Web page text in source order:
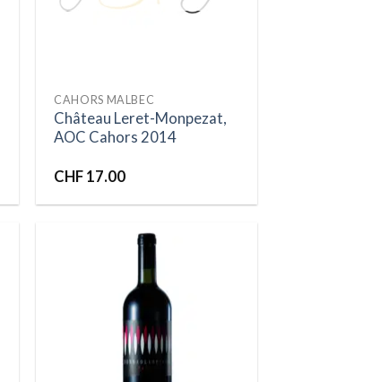
CAHORS MALBEC
Château Leret-Monpezat,
AOC Cahors 2014
CHF 17.00